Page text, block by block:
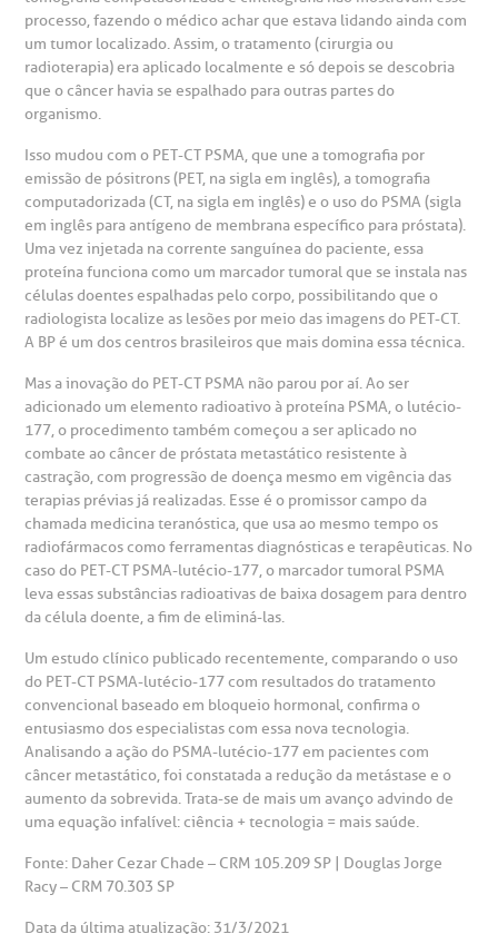
processo, fazendo o médico achar que estava lidando ainda com
um tumor localizado. Assim, o tratamento (cirurgia ou
radioterapia) era aplicado localmente e só depois se descobria
que o câncer havia se espalhado para outras partes do
organismo.
Isso mudou com o PET-CT PSMA, que une a tomografia por
emissão de pósitrons (PET, na sigla em inglês), a tomografia
computadorizada (CT, na sigla em inglês) e o uso do PSMA (sigla
em inglês para antígeno de membrana específico para próstata).
Uma vez injetada na corrente sanguínea do paciente, essa
proteína funciona como um marcador tumoral que se instala nas
células doentes espalhadas pelo corpo, possibilitando que o
radiologista localize as lesões por meio das imagens do PET-CT.
A BP é um dos centros brasileiros que mais domina essa técnica.
Mas a inovação do PET-CT PSMA não parou por aí. Ao ser
adicionado um elemento radioativo à proteína PSMA, o lutécio-
177, o procedimento também começou a ser aplicado no
combate ao câncer de próstata metastático resistente à
castração, com progressão de doença mesmo em vigência das
terapias prévias já realizadas. Esse é o promissor campo da
chamada medicina teranóstica, que usa ao mesmo tempo os
radiofármacos como ferramentas diagnósticas e terapêuticas. No
caso do PET-CT PSMA-lutécio-177, o marcador tumoral PSMA
leva essas substâncias radioativas de baixa dosagem para dentro
da célula doente, a fim de eliminá-las.
Um estudo clínico publicado recentemente, comparando o uso
do PET-CT PSMA-lutécio-177 com resultados do tratamento
convencional baseado em bloqueio hormonal, confirma o
entusiasmo dos especialistas com essa nova tecnologia.
Analisando a ação do PSMA-lutécio-177 em pacientes com
câncer metastático, foi constatada a redução da metástase e o
aumento da sobrevida. Trata-se de mais um avanço advindo de
uma equação infalível: ciência + tecnologia = mais saúde.
Fonte: Daher Cezar Chade – CRM 105.209 SP | Douglas Jorge
Racy – CRM 70.303 SP
Data da última atualização: 31/3/2021